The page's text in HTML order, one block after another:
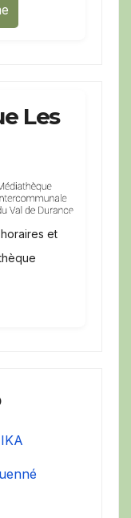
Les
et